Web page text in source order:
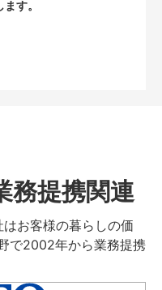
す。
務提携関連
お客様の暮らしの価
で2002年から業務提携